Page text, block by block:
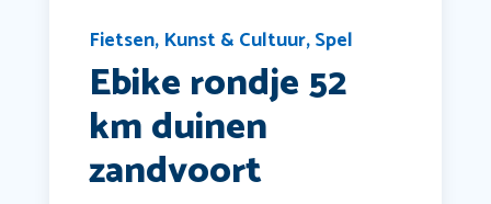
Fietsen, Kunst & Cultuur,Spel
Ebike rondje 52
km duinen
zandvoort